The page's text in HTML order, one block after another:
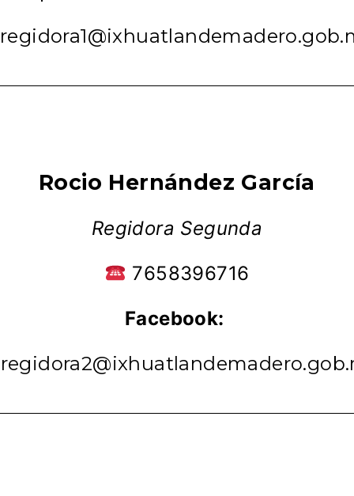
Rocio Hernández García
Regidora Segunda
7658396716
Facebook: